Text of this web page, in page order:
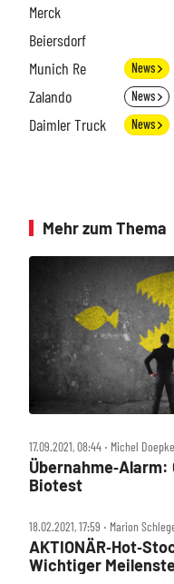
Merck
Beiersdorf
Munich Re News
Zalando News
Daimler Truck News
Mehr zum Thema
17.09.2021, 08:44 ‧ Michel Doepke
Biotest
18.02.2021, 17:59 ‧ Marion
Wichtiger